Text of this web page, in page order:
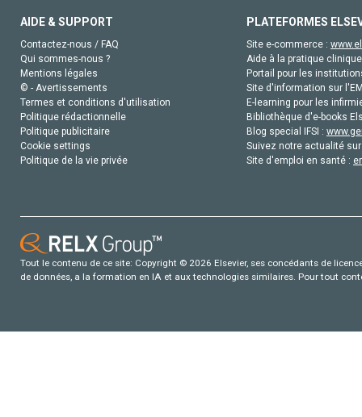
AIDE & SUPPORT
Contactez-nous / FAQ
Qui sommes-nous ?
Mentions légales
© - Avertissements
Termes et conditions d'utilisation
Politique rédactionnelle
Politique publicitaire
Cookie settings
Politique de la vie privée
PLATEFORMES
Site e-commerce :
Aide à la pratique
Portail pour les
Site d'information sur
E-learning pour les
Bibliothèque d'e-books
Blog special IFSI :
Suivez notre actualité
Site d'emploi en santé :
Tout le contenu de ce site: Copyright © 2026 Elsevier, ses concédants de
de données, a la formation en IA et aux technologies similaires. Pour tout